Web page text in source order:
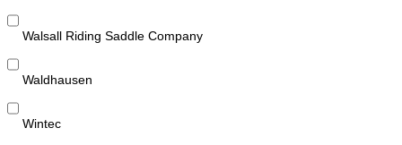
Walsall Riding Saddle Company
Waldhausen
Wintec